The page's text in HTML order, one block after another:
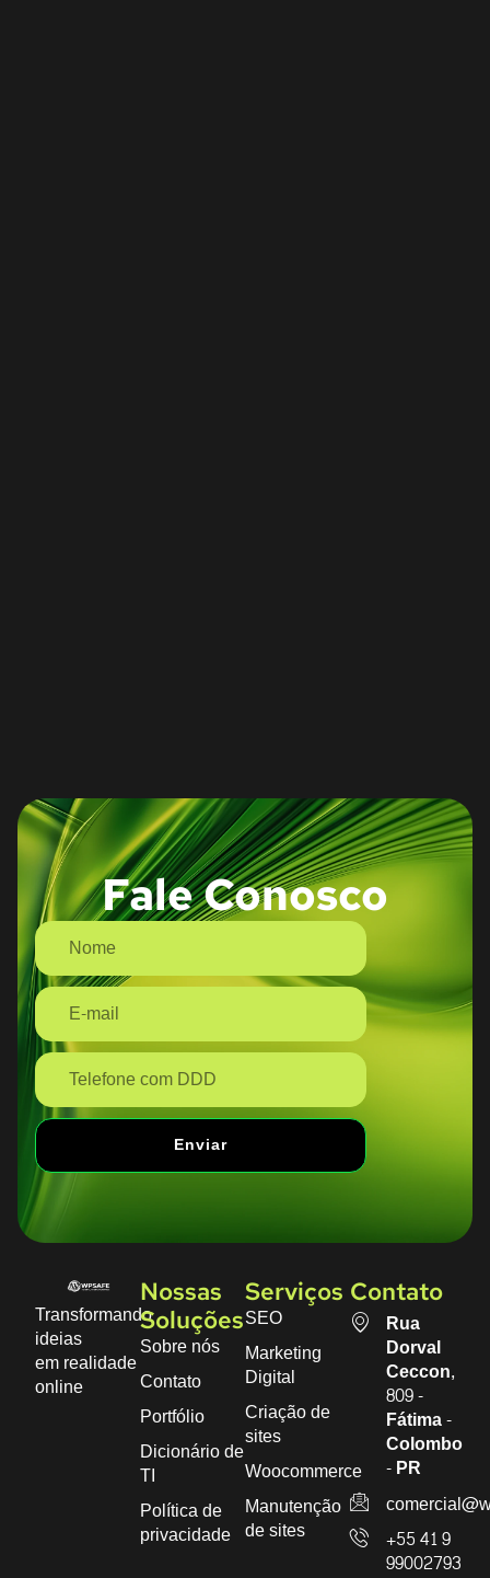
Fale Conosco
Enviar
Transformando
ideias
em realidade
online
Nossas
Soluções
Sobre nós
Contato
Portfólio
Dicionário de
TI
Política de
privacidade
Serviços
SEO
Marketing
Digital
Criação de
sites
Woocommerce
Manutenção
de sites
Contato
Rua
Dorval
Ceccon,
809 -
Fátima -
Colombo
- PR
+55 41 9
99002793